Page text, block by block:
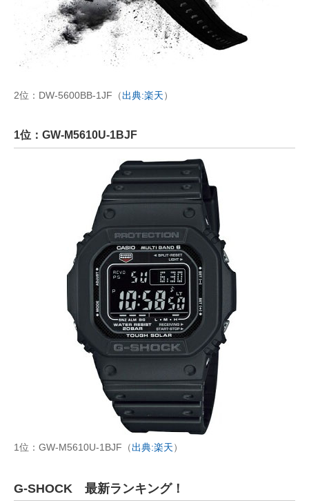
2位：DW-5600BB-1JF（出典:楽天）
1位：GW-M5610U-1BJF
1位：GW-M5610U-1BJF（出典:楽天）
G-SHOCK 最新ランキング！